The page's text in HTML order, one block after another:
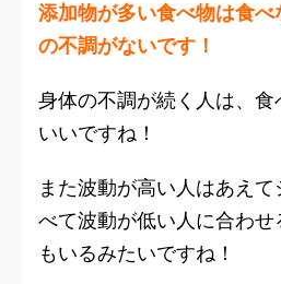
添加物が多い食べ物は食
の不調がないです！
身体の不調が続く人は、
いいですね！
また波動が高い人はあえ
べて波動が低い人に合わせ
もいるみたいですね！